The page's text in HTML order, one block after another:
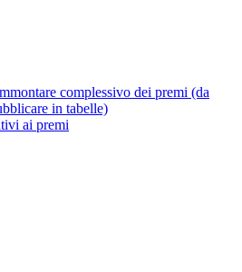
complessivo dei premi (da
in tabelle)
ai premi